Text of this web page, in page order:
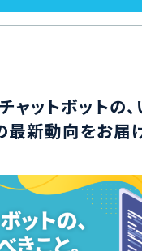
ットボットの、
最新動向をお届